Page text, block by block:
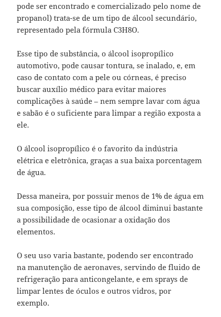
pode ser encontrado e comercializado pelo nome de
propanol) trata-se de um tipo de álcool secundário,
representado pela fórmula C3H8O.
Esse tipo de substância, o álcool isopropílico
automotivo, pode causar tontura, se inalado, e, em
caso de contato com a pele ou córneas, é preciso
buscar auxílio médico para evitar maiores
complicações à saúde – nem sempre lavar com água
e sabão é o suficiente para limpar a região exposta a
ele.
O álcool isopropílico é o favorito da indústria
elétrica e eletrônica, graças a sua baixa porcentagem
de água.
Dessa maneira, por possuir menos de 1% de água em
sua composição, esse tipo de álcool diminui bastante
a possibilidade de ocasionar a oxidação dos
elementos.
O seu uso varia bastante, podendo ser encontrado
na manutenção de aeronaves, servindo de fluido de
refrigeração para anticongelante, e em sprays de
limpar lentes de óculos e outros vidros, por
exemplo.